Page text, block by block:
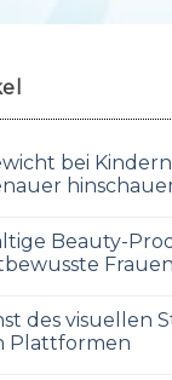
bei
Beauty-
des visuellen
Plattformen